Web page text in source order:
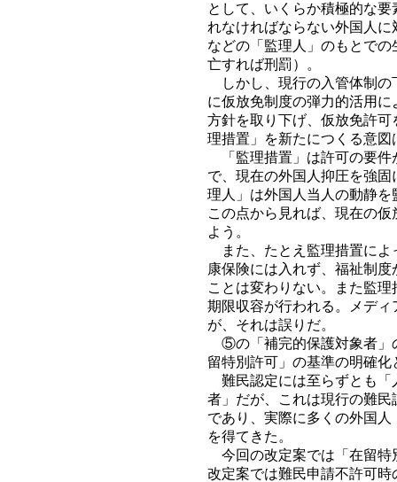
として、いくらか積極的な
れなければならない外国人
などの「監理人」のもとで
亡すれば刑罰）。
しかし、現行の入管体制の
に仮放免制度の弾力的活用
方針を取り下げ、仮放免許
理措置」を新たにつくる意図
「監理措置」は許可の要件
で、現在の外国人抑圧を強
理人」は外国人当人の動静
この点から見れば、現在の
よう。
また、たとえ監理措置によ
康保険には入れず、福祉制
ことは変わりない。また監
期限収容が行われる。メデ
が、それは誤りだ。
⑤の「補完的保護対象者」
留特別許可」の基準の明確
難民認定には至らずとも「
者」だが、これは現行の難
であり、実際に多くの外国
を得てきた。
今回の改定案では「在留特
改定案では難民申請不許可